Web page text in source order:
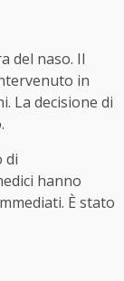
del naso. Il
in
La decisione di
di
hanno
È stato